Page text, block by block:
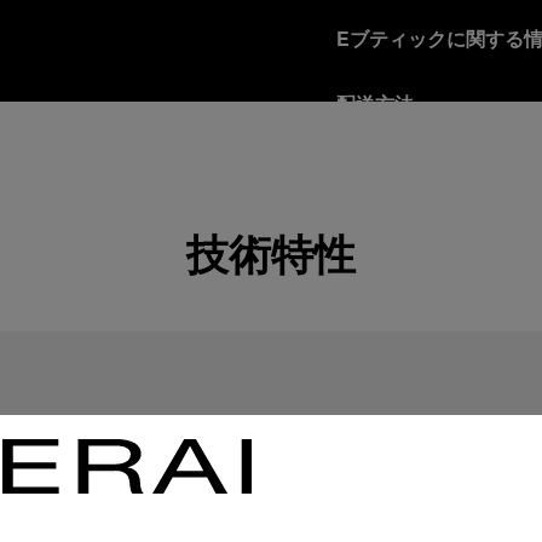
Eブティックに関する
配送方法
お客様に十分ご満足いた
として受け取った方は、
詳細を見る
技術特性